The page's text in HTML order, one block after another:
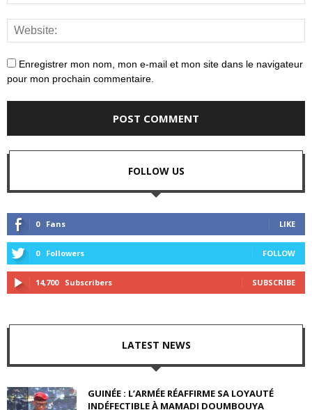
Enregistrer mon nom, mon e-mail et mon site dans le navigateur
pour mon prochain commentaire.
FOLLOW US
0 Fans LIKE
0 Followers FOLLOW
14,700 Subscribers SUBSCRIBE
LATEST NEWS
GUINÉE : L’ARMÉE RÉAFFIRME SA LOYAUTÉ
INDÉFECTIBLE À MAMADI DOUMBOUYA